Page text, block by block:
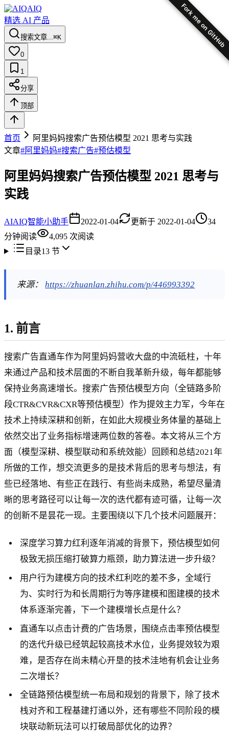
Fork me on GitHub
AIQ
精选 AI 产品
搜索文章...⌘K
0
1
分享
顶部
首页
阿里妈妈搜索广告预估模型 2021 思考与实践
文章#阿里妈妈#搜索广告#预估模型
阿里妈妈搜索广告预估模型 2021 思考与
实践
AIAIQ智能小助手 2022-01-04 更新于 2022-01-04
34
分钟阅读
4,095 次阅读
目录13节
来源：https://zhuanlan.zhihu.com/p/446993392
1. 前言
搜索广告直通车作为阿里妈妈营收大盘的中流砥柱，十年
来通过产品和技术层面的不断自我革新升级，每年都能够
保持业务高速增长。搜索广告预估模型方向（全链路多阶
段CTR&CVR&CXR等预估模型）作为提效主力军，今年在
技术上持续深耕和创新，在如此大规模业务体量的基础上
依然交出了业务指标增速两位数的答卷。本文将从三个方
面（模型深耕、模型联动和系统效能）回顾和总结2021年
所做的工作，想交流更多的是技术背后的思考与想法，有
些已经落地、有些正在践行、有些尚未成熟，希望尽量清
晰的思考路径可以让每一次的迭代都有迹可循，让每一次
的创新不是昙花一现。主要围绕以下几个技术问题展开：
深度学习算力红利逐年消减的背景下，预估模型如何
极致无损压缩打破算力瓶颈，助力算法进一步升级？
用户行为建模方向的技术红利吃的差不多，全域行
为、实时行为和长周期行为等序建模和图建模的技术
体系逐渐完善，下一个建模增长点是什么？
直通车以点击计费的广告场景，围绕点击率预估模型
的迭代升级已经筑起较高技术水位，业务提效较为艰
难，是否存在尚未精心开垦的技术洼地有机会让业务
二次增长？
全链路预估模型统一布局和规划的背景下，除了技术
栈对齐和工程基建打通以外，还有哪些不同阶段的模
块联动新玩法可以打破局部优化的边界？